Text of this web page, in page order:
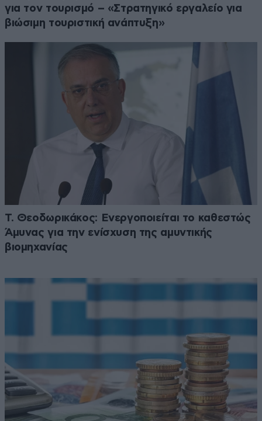
για τον τουρισμό – «Στρατηγικό εργαλείο για
βιώσιμη τουριστική ανάπτυξη»
Τ. Θεοδωρικάκος: Ενεργοποιείται το καθεστώς
Άμυνας για την ενίσχυση της αμυντικής
βιομηχανίας